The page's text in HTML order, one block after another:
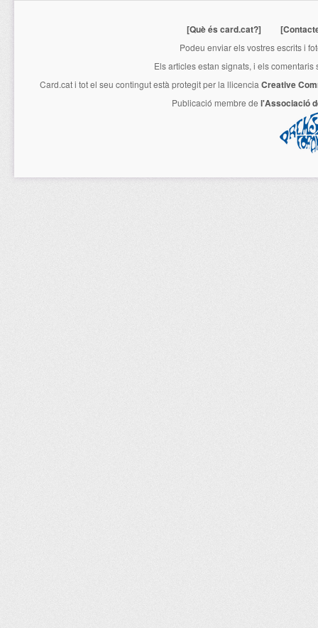
[Què és card.cat?]
Podeu enviar els vostres escrits i
Els articles estan signats, i els
Card.cati tot el seu contingut està protegit per la llicencia Creative
Publicació membre de l'Associació